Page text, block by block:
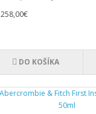
258,00€
DO KOŠÍKA